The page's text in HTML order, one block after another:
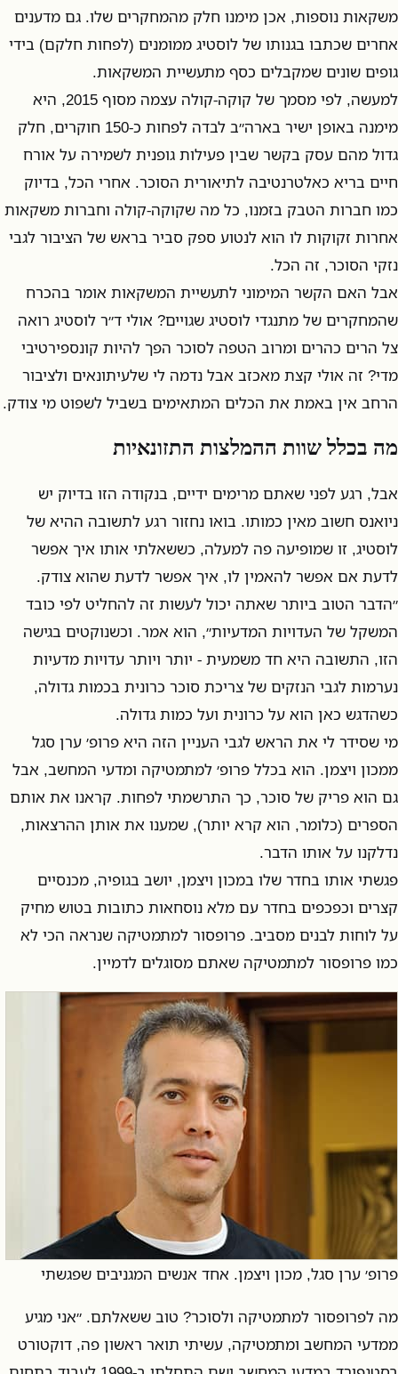
משקאות נוספות, אכן מימנו חלק מהמחקרים שלו. גם מדענים
אחרים שכתבו בגנותו של לוסטיג ממומנים (לפחות חלקם) בידי
גופים שונים שמקבלים כסף מתעשיית המשקאות.
למעשה, לפי מסמך של קוקה-קולה עצמה מסוף 2015, היא
מימנה באופן ישיר בארה״ב לבדה לפחות כ-150 חוקרים, חלק
גדול מהם עסק בקשר שבין פעילות גופנית לשמירה על אורח
חיים בריא כאלטרנטיבה לתיאורית הסוכר. אחרי הכל, בדיוק
כמו חברות הטבק בזמנו, כל מה שקוקה-קולה וחברות משקאות
אחרות זקוקות לו הוא לנטוע ספק סביר בראש של הציבור לגבי
נזקי הסוכר, זה הכל.
אבל האם הקשר המימוני לתעשיית המשקאות אומר בהכרח
שהמחקרים של מתנגדי לוסטיג שגויים? אולי ד״ר לוסטיג רואה
צל הרים כהרים ומרוב הטפה לסוכר הפך להיות קונספירטיבי
מדי? זה אולי קצת מאכזב אבל נדמה לי שלעיתונאים ולציבור
הרחב אין באמת את הכלים המתאימים בשביל לשפוט מי צודק.
מה בכלל שוות ההמלצות התזונאיות
אבל, רגע לפני שאתם מרימים ידיים, בנקודה הזו בדיוק יש
ניואנס חשוב מאין כמותו. בואו נחזור רגע לתשובה ההיא של
לוסטיג, זו שמופיעה פה למעלה, כששאלתי אותו איך אפשר
לדעת אם אפשר להאמין לו, איך אפשר לדעת שהוא צודק.
״הדבר הטוב ביותר שאתה יכול לעשות זה להחליט לפי כובד
המשקל של העדויות המדעיות״, הוא אמר. וכשנוקטים בגישה
הזו, התשובה היא חד משמעית - יותר ויותר עדויות מדעיות
נערמות לגבי הנזקים של צריכת סוכר כרונית בכמות גדולה,
כשהדגש כאן הוא על כרונית ועל כמות גדולה.
מי שסידר לי את הראש לגבי העניין הזה היא פרופ׳ ערן סגל
ממכון ויצמן. הוא בכלל פרופ׳ למתמטיקה ומדעי המחשב, אבל
גם הוא פריק של סוכר, כך התרשמתי לפחות. קראנו את אותם
הספרים (כלומר, הוא קרא יותר), שמענו את אותן ההרצאות,
נדלקנו על אותו הדבר.
פגשתי אותו בחדר שלו במכון ויצמן, יושב בגופיה, מכנסיים
קצרים וכפכפים בחדר עם מלא נוסחאות כתובות בטוש מחיק
על לוחות לבנים מסביב. פרופסור למתמטיקה שנראה הכי לא
כמו פרופסור למתמטיקה שאתם מסוגלים לדמיין.
פרופ׳ ערן סגל, מכון ויצמן. אחד אנשים המגניבים שפגשתי
מה לפרופסור למתמטיקה ולסוכר? טוב ששאלתם. ״אני מגיע
ממדעי המחשב ומתמטיקה, עשיתי תואר ראשון פה, דוקטורט